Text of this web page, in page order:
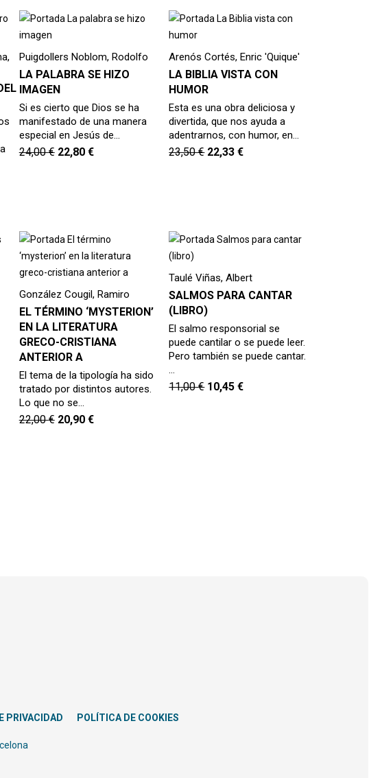
Puigdollers Noblom, Rodolfo
LA PALABRA SE HIZO
IMAGEN
Si es cierto que Dios se ha
manifestado de una manera
especial en Jesús de…
24,00€ 22,80 €
Arenós Cortés, Enric 'Quique'
LA BIBLIA VISTA CON
HUMOR
Esta es una obra deliciosa y
divertida, que nos ayuda a
adentrarnos, con humor, en…
23,50€ 22,33€
González Cougil, Ramiro
EL TÉRMINO ‘MYSTERION’
EN LA LITERATURA
GRECO-CRISTIANA
ANTERIOR A
El tema de la tipología ha sido
tratado por distintos autores.
Lo que no se…
22,00€ 20,90 €
Taulé Viñas, Albert
SALMOS PARA CANTAR
(LIBRO)
El salmo responsorial se
puede cantilar o se puede leer.
Pero también se puede cantar.
11,00€ 10,45€
PRIVACIDAD POLÍTICA DE COOKIES